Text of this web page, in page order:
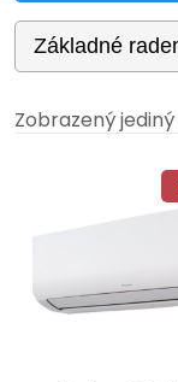
Základné
Zobrazený